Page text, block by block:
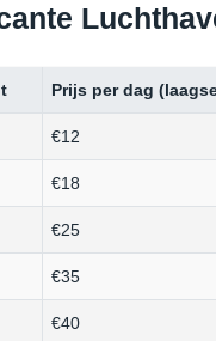
Prijs per dag
€12
€18
€25
€35
€40